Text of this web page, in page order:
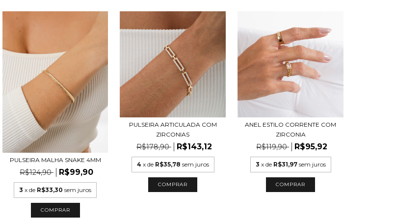
PULSEIRA MALHA SNAKE 4MM
R$124,90 R$99,90
3 x de R$33,30 sem juros
COMPRAR
PULSEIRA ARTICULADA COM
ZIRCONIAS
R$178,90 R$143,12
4 x de R$35,78 sem juros
COMPRAR
ANEL ESTILO CORRENTE COM
ZIRCONIA
R$119,90 R$95,92
3 x de R$31,97 sem juros
COMPRAR